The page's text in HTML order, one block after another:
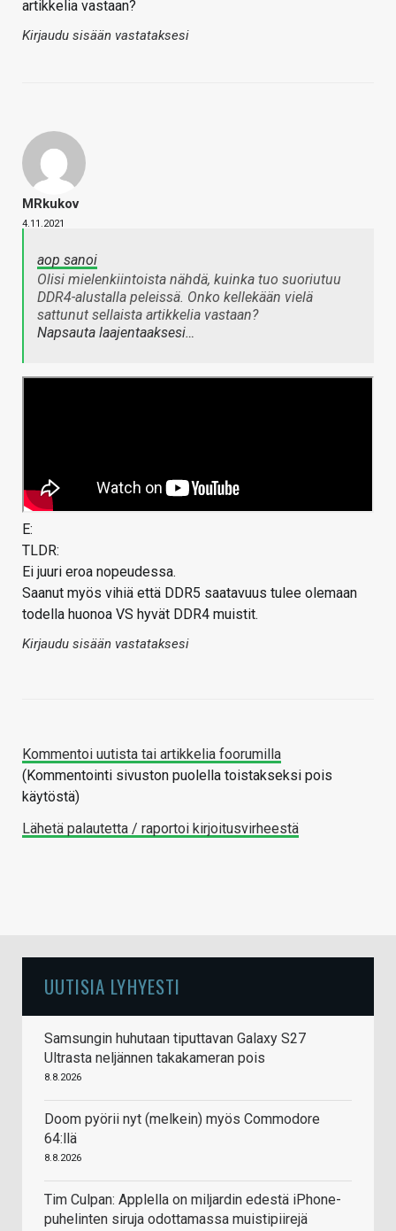
artikkelia vastaan?
Kirjaudu sisään vastataksesi
MRkukov
4.11.2021
aop sanoi
Olisi mielenkiintoista nähdä, kuinka tuo suoriutuu
DDR4-alustalla peleissä. Onko kellekään vielä
sattunut sellaista artikkelia vastaan?
Napsauta laajentaaksesi…
E:
TLDR:
Ei juuri eroa nopeudessa.
Saanut myös vihiä että DDR5 saatavuus tulee olemaan
todella huonoa VS hyvät DDR4 muistit.
Kirjaudu sisään vastataksesi
Kommentoi uutista tai artikkelia foorumilla
(Kommentointi sivuston puolella toistakseksi pois
käytöstä)
Lähetä palautetta / raportoi kirjoitusvirheestä
UUTISIA LYHYESTI
Samsungin huhutaan tiputtavan Galaxy S27
Ultrasta neljännen takakameran pois
8.8.2026
Doom pyörii nyt (melkein) myös Commodore
64:llä
8.8.2026
Tim Culpan: Applella on miljardin edestä iPhone-
puhelinten siruja odottamassa muistipiirejä